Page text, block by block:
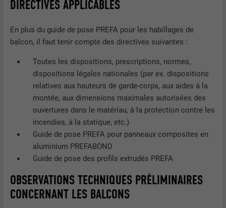
DIRECTIVES APPLICABLES
En plus du guide de pose PREFA pour les habillages de
balcon, il faut tenir compte des directives suivantes :
Toutes les dispositions, prescriptions, normes,
dispositions légales nationales (par ex. dispositions
relatives aux hauteurs de garde-corps, aux aides à la
montée, aux dimensions maximales autorisées des
ouvertures dans le matériau, à la protection contre les
incendies, à la statique, etc.)
Guide de pose PREFA pour panneaux composites en
aluminium PREFABOND
Guide de pose des profils extrudés PREFA
OBSERVATIONS TECHNIQUES PRÉLIMINAIRES
CONCERNANT LES BALCONS